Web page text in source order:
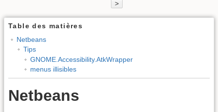
>
Table des matières
Netbeans
Tips
GNOME.Accessibility.AtkWrapper
menus illisibles
Netbeans